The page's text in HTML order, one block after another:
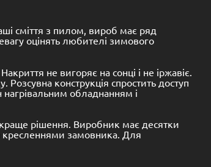
сміття з пилом, вироб має ряд
оцінять любителі зимового
не вигоряє на сонці і не іржавіє.
конструкція спростить доступ
нагрівальним обладнанням і
рішення. Виробник має десятки
кресленнями замовника. Для